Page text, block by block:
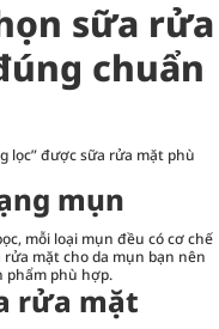
sữa rửa
chuẩn
lọc” được sữa rửa mặt phù
mụn
mỗi loại mụn đều có cơ chế
mặt cho da mụn bạn nên
phẩm phù hợp.
rửa mặt